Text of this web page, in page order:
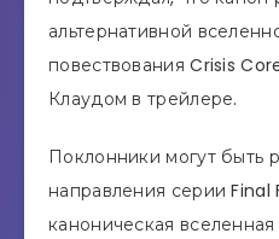
альтернативной
повествования Crisis
Клаудом в трейлере.
Поклонники могут быть
направления серии Final
каноническая